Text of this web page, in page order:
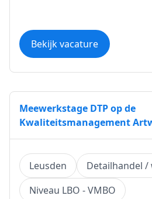
Bekijk vacature
Meewerkstage DTP op de
Kwaliteitsmanagement
Leusden Detailhandel /
Niveau LBO - VMBO